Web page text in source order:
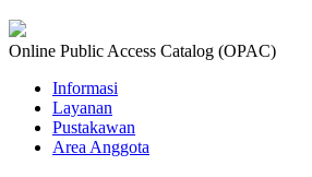
Online Public Access Catalog (OPAC)
Informasi
Layanan
Pustakawan
Area Anggota